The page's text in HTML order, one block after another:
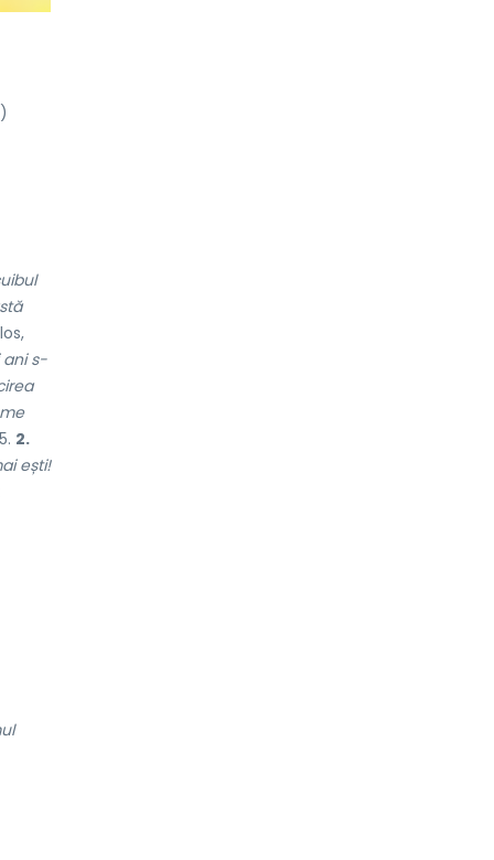
)
ani s-
2.
ești!